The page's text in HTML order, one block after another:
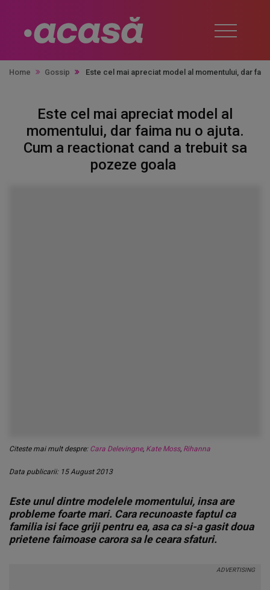
Home Gossip Este cel mai apreciat model al momentului, dar
Este cel mai apreciat model al
momentului, dar faima nu o ajuta.
Cum a reactionat cand a trebuit sa
pozeze goala
Citeste mai mult despre: Cara Delevingne, Kate Moss, Rihanna
Data publicarii: 15 August 2013
Este unul dintre modelele momentului, insa are
probleme foarte mari. Cara recunoaste faptul ca
familia isi face griji pentru ea, asa ca si-a gasit doua
prietene faimoase carora sa le ceara sfaturi.